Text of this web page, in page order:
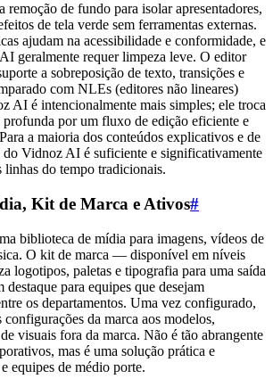
de fundo para isolar apresentadores,
de tela verde sem ferramentas externas.
ajudam na acessibilidade e conformidade, e
geralmente requer limpeza leve. O editor
a sobreposição de texto, transições e
com NLEs (editores não lineares)
AI é intencionalmente mais simples; ele troca
profunda por um fluxo de edição eficiente e
a maioria dos conteúdos explicativos e de
do Vidnoz AI é suficiente e significativamente
linhas do tempo tradicionais.
Kit de Marca e Ativos#
biblioteca de mídia para imagens, vídeos de
O kit de marca — disponível em níveis
logotipos, paletas e tipografia para uma saída
destaque para equipes que desejam
os departamentos. Uma vez configurado,
da marca aos modelos,
visuais fora da marca. Não é tão abrangente
mas é uma solução prática e
equipes de médio porte.